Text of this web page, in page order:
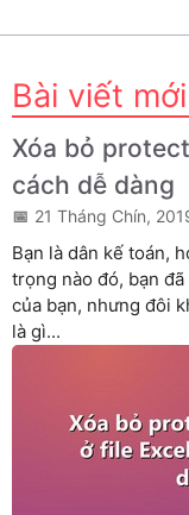
Bài viết mới
Xóa bỏ
cách dễ dàng
21 Tháng Chín,
Bạn là dân kế toán,
trọng nào đó, bạn
của bạn, nhưng đôi
là gì...